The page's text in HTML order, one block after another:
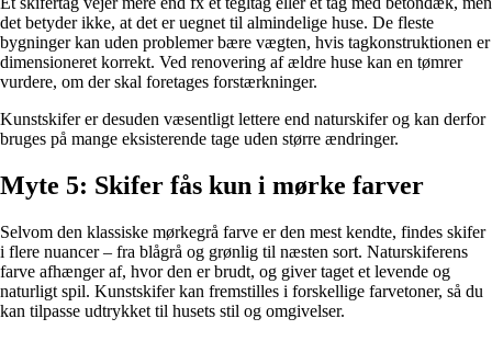
det betyder ikke, at det er uegnet til almindelige huse. De fleste
bygninger kan uden problemer bære vægten, hvis tagkonstruktionen er
dimensioneret korrekt. Ved renovering af ældre huse kan en tømrer
vurdere, om der skal foretages forstærkninger.
Kunstskifer er desuden væsentligt lettere end naturskifer og kan derfor
bruges på mange eksisterende tage uden større ændringer.
Myte 5: Skifer fås kun i mørke farver
Selvom den klassiske mørkegrå farve er den mest kendte, findes skifer
i flere nuancer – fra blågrå og grønlig til næsten sort. Naturskiferens
farve afhænger af, hvor den er brudt, og giver taget et levende og
naturligt spil. Kunstskifer kan fremstilles i forskellige farvetoner, så du
kan tilpasse udtrykket til husets stil og omgivelser.